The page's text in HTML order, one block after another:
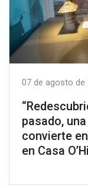
07 de agosto de
pasado,
convierte
en Casa